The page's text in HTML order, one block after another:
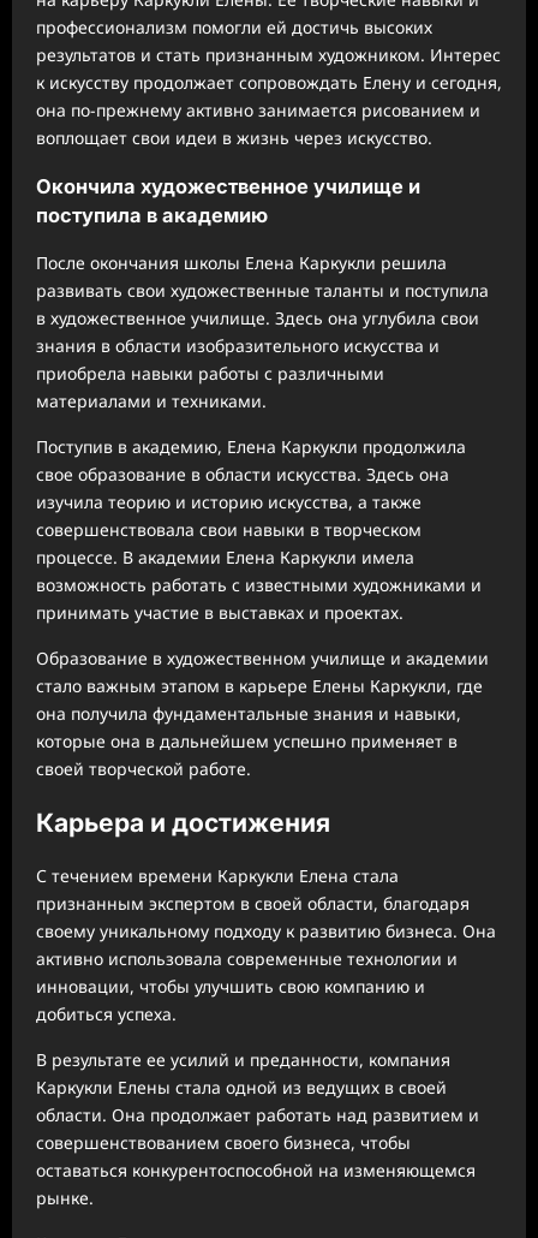
профессионализм помогли ей достичь высоких
результатов и стать признанным художником. Интерес
к искусству продолжает сопровождать Елену и сегодня,
она по-прежнему активно занимается рисованием и
воплощает свои идеи в жизнь через искусство.
Окончила художественное училище и
поступила в академию
После окончания школы Елена Каркукли решила
развивать свои художественные таланты и поступила
в художественное училище. Здесь она углубила свои
знания в области изобразительного искусства и
приобрела навыки работы с различными
материалами и техниками.
Поступив в академию, Елена Каркукли продолжила
свое образование в области искусства. Здесь она
изучила теорию и историю искусства, а также
совершенствовала свои навыки в творческом
процессе. В академии Елена Каркукли имела
возможность работать с известными художниками и
принимать участие в выставках и проектах.
Образование в художественном училище и академии
стало важным этапом в карьере Елены Каркукли, где
она получила фундаментальные знания и навыки,
которые она в дальнейшем успешно применяет в
своей творческой работе.
Карьера и достижения
С течением времени Каркукли Елена стала
признанным экспертом в своей области, благодаря
своему уникальному подходу к развитию бизнеса. Она
активно использовала современные технологии и
инновации, чтобы улучшить свою компанию и
добиться успеха.
В результате ее усилий и преданности, компания
Каркукли Елены стала одной из ведущих в своей
области. Она продолжает работать над развитием и
совершенствованием своего бизнеса, чтобы
оставаться конкурентоспособной на изменяющемся
рынке.